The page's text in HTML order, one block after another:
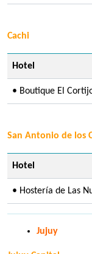
Cachi
Hotel
• Boutique El
San Antonio de los
Hotel
• Hostería de Las
Jujuy